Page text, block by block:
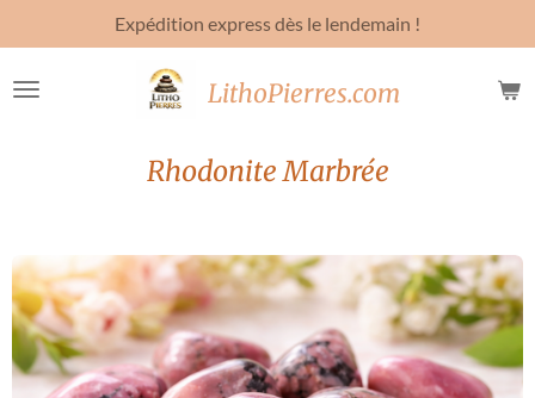
au
contenu
LithoPierres.com
Expédition express dès le lendemain !
Rhodonite Marbrée